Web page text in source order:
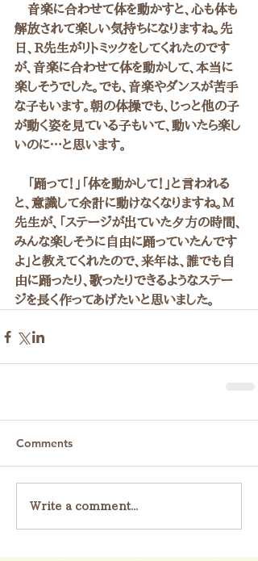
音楽に合わせて体を動かすと、心も体も
解放されて楽しい気持ちになりますね。先
日、R先生がリトミックをしてくれたのです
が、音楽に合わせて体を動かして、本当に
楽しそうでした。でも、音楽やダンスが苦手
な子もいます。朝の体操でも、じっと他の子
が動く姿を見ている子もいて、動いたら楽し
いのに…と思います。
「踊って！」「体を動かして！」と言われる
と、意識して余計に動けなくなりますね。Ｍ
先生が、「ステージが出ていた夕方の時間、
みんな楽しそうに自由に踊っていたんです
よ」と教えてくれたので、来年は、誰でも自
由に踊ったり、歌ったりできるようなステー
ジを長く作ってあげたいと思いました。
Comments
Write a comment...